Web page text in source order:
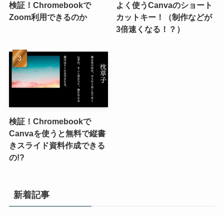
検証！Chromebookで
Zoom利用できるのか
よく使うCanvaのショート
カットキー！（制作などが
3倍速くなる！？）
検証！Chromebookで
Canvaを使うと無料で縦書
きスライド資料作成できる
の!?
新着記事